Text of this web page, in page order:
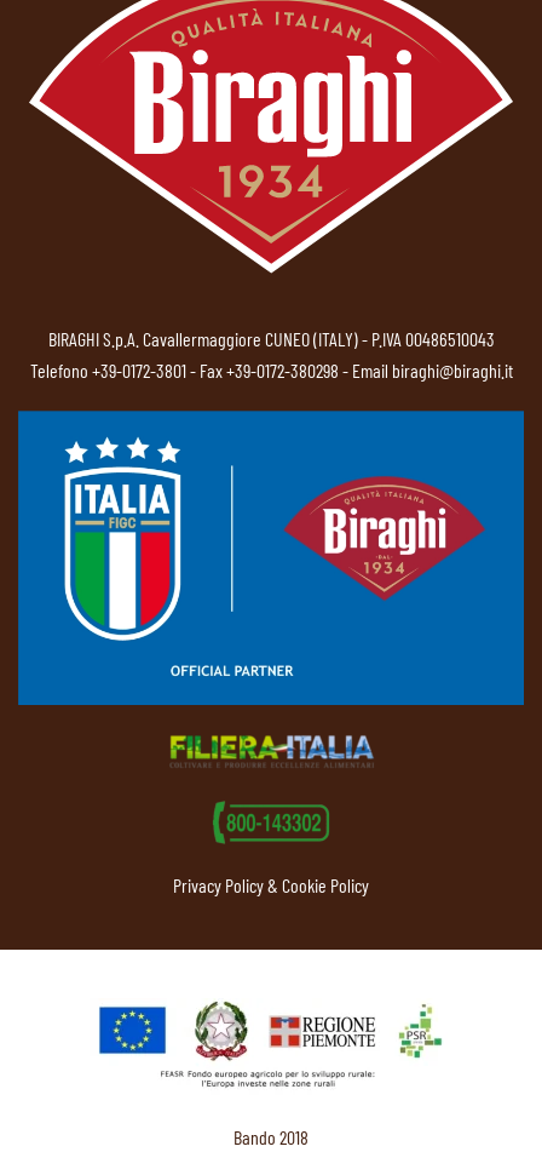
BIRAGHI S.p.A. Cavallermaggiore CUNEO (ITALY) - P.IVA 00486510043
Telefono +39-0172-3801- Fax +39-0172-380298 - Email biraghi@biraghi.it
Privacy Policy & Cookie Policy
Bando 2018